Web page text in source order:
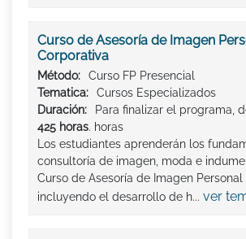
Curso de Asesoría de Imagen
Corporativa
Método:
Curso FP Presencial
Tematica:
Cursos Especializados
Duración:
Para finalizar el programa,
425 horas. horas
Los estudiantes aprenderán los
consultoría de imagen, moda e
Curso de Asesoría de Imagen
incluyendo el desarrollo de h... ver